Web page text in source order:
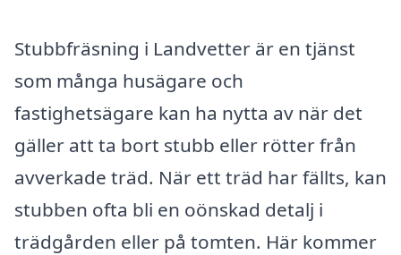
Stubbfräsning i Landvetter är en tjänst
som många husägare och
fastighetsägare kan ha nytta av när det
gäller att ta bort stubb eller rötter från
avverkade träd. När ett träd har fällts, kan
stubben ofta bli en oönskad detalj i
trädgården eller på tomten. Här kommer